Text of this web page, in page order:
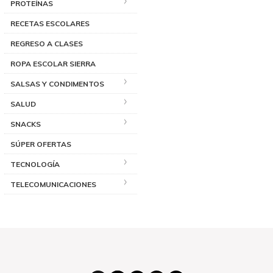
PROTEÍNAS
RECETAS ESCOLARES
REGRESO A CLASES
ROPA ESCOLAR SIERRA
SALSAS Y CONDIMENTOS
SALUD
SNACKS
SÚPER OFERTAS
TECNOLOGÍA
TELECOMUNICACIONES